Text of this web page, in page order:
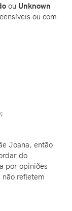
ou Unknown
ou com
Joana, então
do
por opiniões
refletem